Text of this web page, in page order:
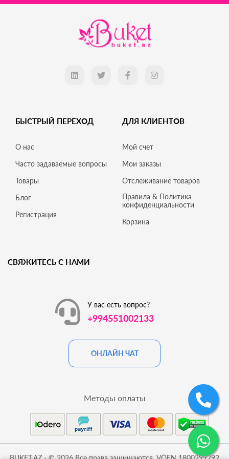
БЫСТРЫЙ ПЕРЕХОД
О нас
Часто задаваемые вопросы
Товары
Блог
Регистрация
ДЛЯ КЛИЕНТОВ
Мой счет
Мои заказы
Отслеживание товаров
Правила & Политика
конфиденциальности
Корзина
СВЯЖИТЕСЬ С НАМИ
У вас есть вопрос?
+994551002133
ОНЛАЙН ЧАТ
Методы оплаты